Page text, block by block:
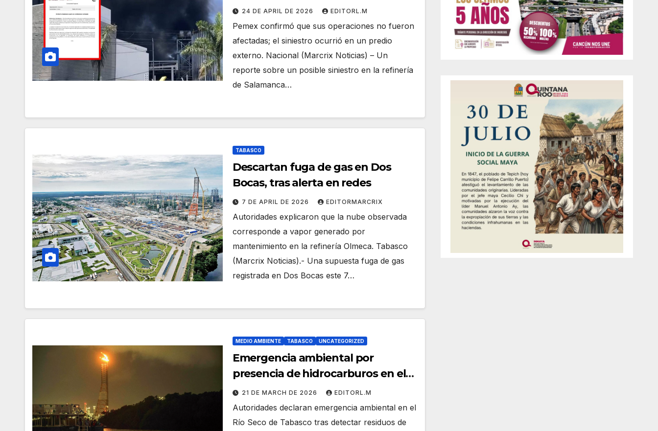
Salamanca, Guanajuato
24 DE APRIL DE 2026 EDITORL.M
Pemex confirmó que sus operaciones no fueron
afectadas; el siniestro ocurrió en un predio
externo. Nacional (Marcrix Noticias) – Un
reporte sobre un posible siniestro en la refinería
de Salamanca…
TABASCO
Descartan fuga de gas en Dos
Bocas, tras alerta en redes
7 DE APRIL DE 2026 EDITORMARCRIX
Autoridades explicaron que la nube observada
corresponde a vapor generado por
mantenimiento en la refinería Olmeca. Tabasco
(Marcrix Noticias).- Una supuesta fuga de gas
registrada en Dos Bocas este 7…
MEDIO AMBIENTE TABASCO UNCATEGORIZED
Emergencia ambiental por
presencia de hidrocarburos en el
Río Seco
21 DE MARCH DE 2026 EDITORL.M
Autoridades declaran emergencia ambiental en el
Río Seco de Tabasco tras detectar residuos de